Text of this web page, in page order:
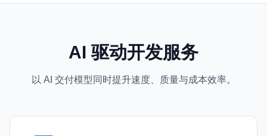
AI 驱动开发服务
以 AI 交付模型同时提升速度、质量与成本效率。